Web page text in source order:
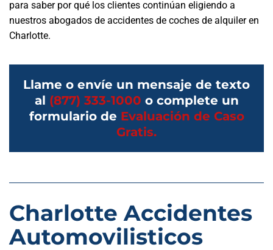
para saber por qué los clientes continúan eligiendo a
nuestros abogados de accidentes de coches de alquiler en
Charlotte.
Llame o envíe un mensaje de texto
al (877) 333-1000 o complete un
formulario de Evaluación de Caso
Gratis.
Charlotte Accidentes
Automovilisticos